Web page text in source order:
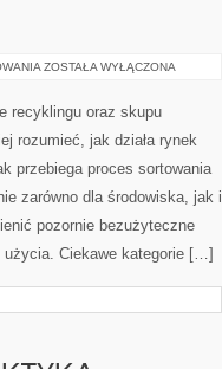
KOMPOSTOWANIE
ZOSTAŁA WYŁĄCZONA
recyklingu oraz skupu
rozumieć, jak działa rynek
przebiega proces sortowania
zarówno dla środowiska, jak i
pozornie bezużyteczne
użycia. Ciekawe kategorie […]